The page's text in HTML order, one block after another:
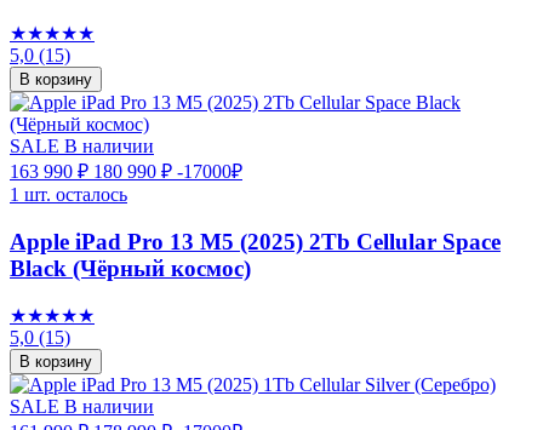
★★★★★
5,0 (15)
В корзину
SALE В наличии
163 990 ₽ 180 990 ₽ -17000₽
1 шт. осталось
Apple iPad Pro 13 M5 (2025) 2Tb Cellular Space
Black (Чёрный космос)
★★★★★
5,0 (15)
В корзину
SALE В наличии